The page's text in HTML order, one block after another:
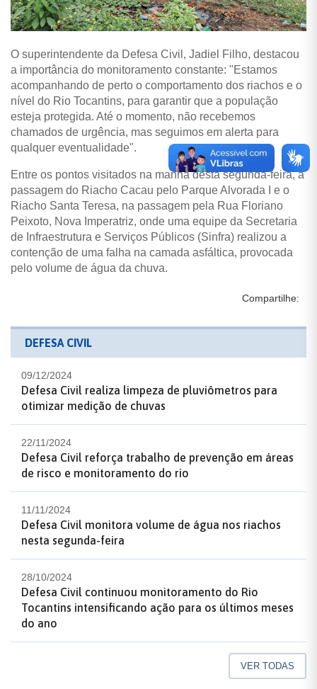
O superintendente da Defesa Civil, Jadiel Filho, destacou
a importância do monitoramento constante: "Estamos
acompanhando de perto o comportamento dos riachos e o
nível do Rio Tocantins, para garantir que a população
esteja protegida. Até o momento, não recebemos
chamados de urgência, mas seguimos em alerta para
qualquer eventualidade".
Entre os pontos visitados na manhã desta segunda-feira, a
passagem do Riacho Cacau pelo Parque Alvorada I e o
Riacho Santa Teresa, na passagem pela Rua Floriano
Peixoto, Nova Imperatriz, onde uma equipe da Secretaria
de Infraestrutura e Serviços Públicos (Sinfra) realizou a
contenção de uma falha na camada asfáltica, provocada
pelo volume de água da chuva.
Compartilhe:
DEFESA CIVIL
09/12/2024
Defesa Civil realiza limpeza de pluviômetros para
otimizar medição de chuvas
22/11/2024
Defesa Civil reforça trabalho de prevenção em áreas
de risco e monitoramento do rio
11/11/2024
Defesa Civil monitora volume de água nos riachos
nesta segunda-feira
28/10/2024
Defesa Civil continuou monitoramento do Rio
Tocantins intensificando ação para os últimos meses
do ano
VER TODAS